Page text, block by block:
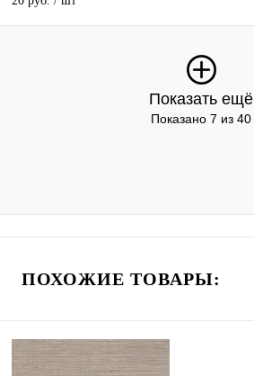
Показать ещё
Показано 7 из 40
ПОХОЖИЕ ТОВАРЫ: